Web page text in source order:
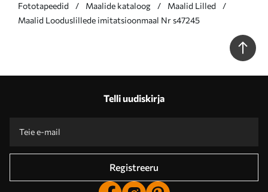
Fototapeedid Maalide kataloog
Maalid Lilled
Maalid Looduslillede imitatsioonmaal Nr s47245
Telli uudiskirja
Registreeru